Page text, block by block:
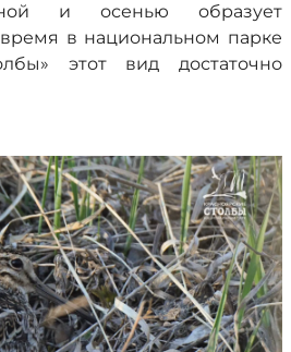
и осенью образует
в национальном парке
этот вид достаточно